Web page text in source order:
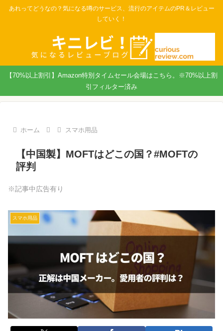
あれってどうなの？気になる噂のサービス、流行のアイテムのPR＆レビュー
していく！
【70%以上割引】Amazon特別タイムセール会場はこちら。※70%以上割
引フィルター済み
ホーム スマホ用品
【中国製】MOFTはどこの国？#MOFTの
評判
※記事中広告有り
スマホ用品